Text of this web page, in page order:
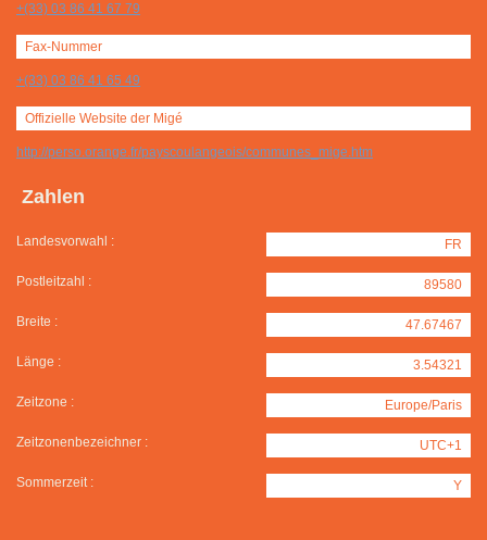
+(33) 03 86 41 67 79
Fax-Nummer
+(33) 03 86 41 65 49
Offizielle Website der Migé
http://perso.orange.fr/payscoulangeois/communes_mige.htm
Zahlen
Landesvorwahl : FR
Postleitzahl : 89580
Breite : 47.67467
Länge : 3.54321
Zeitzone : Europe/Paris
Zeitzonenbezeichner : UTC+1
Sommerzeit : Y